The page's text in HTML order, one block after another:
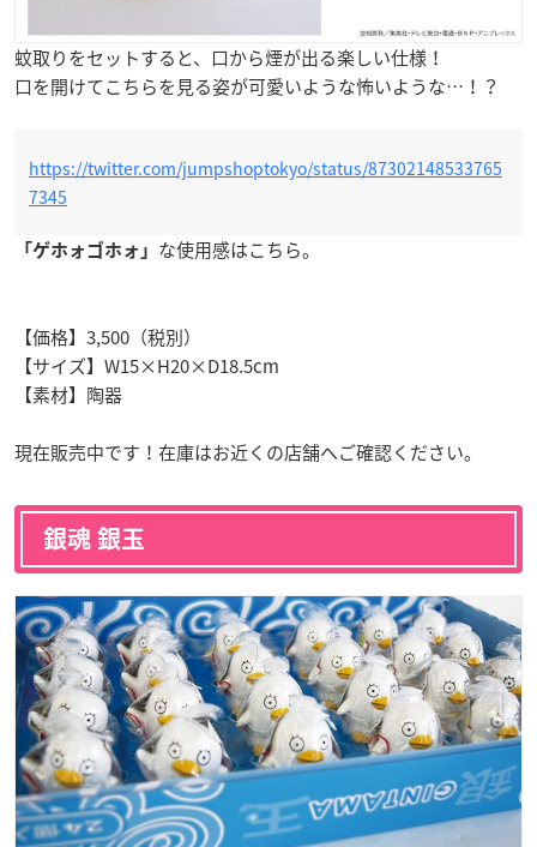
蚊取りをセットすると、口から煙が出る楽しい仕様！
口を開けてこちらを見る姿が可愛いような怖いような…！？
https://twitter.com/jumpshoptokyo/status/87302148533765
7345
「ゲホォゴホォ」 な使用感はこちら。
【価格】3,500（税別）
【サイズ】W15×H20×D18.5cm
【素材】陶器
現在販売中です！在庫はお近くの店舗へご確認ください。
銀魂 銀玉